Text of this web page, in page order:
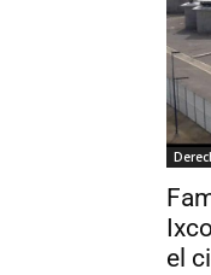
el